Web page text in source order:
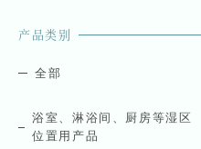
产品类别
全部
浴室、淋浴间、厨房等湿区
位置用产品